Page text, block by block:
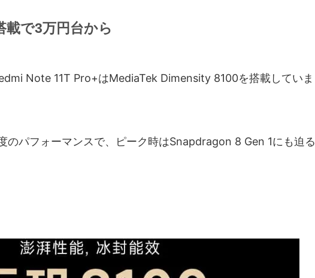
で3万円台から
Note 11T Pro+はMediaTek Dimensity 8100を搭載していま
のパフォーマンスで、ピーク時はSnapdragon 8 Gen 1にも迫る